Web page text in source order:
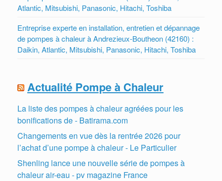
Atlantic, Mitsubishi, Panasonic, Hitachi, Toshiba
Entreprise experte en installation, entretien et dépannage
de pompes à chaleur à Andrezieux-Boutheon (42160) :
Daikin, Atlantic, Mitsubishi, Panasonic, Hitachi, Toshiba
Actualité Pompe à Chaleur
La liste des pompes à chaleur agréées pour les
bonifications de - Batirama.com
Changements en vue dès la rentrée 2026 pour
l’achat d’une pompe à chaleur - Le Particulier
Shenling lance une nouvelle série de pompes à
chaleur air-eau - pv magazine France